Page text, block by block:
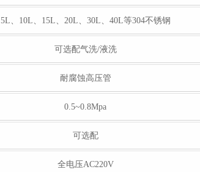
5L、10L、15L、20L、30L、40L等304不锈钢
可选配气洗/液洗
耐腐蚀高压管
0.5~0.8Mpa
可选配
全电压AC220V